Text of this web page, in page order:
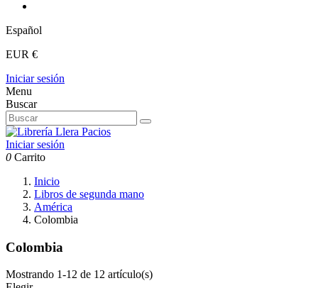
Español
EUR €
Iniciar sesión
Menu
Buscar
Iniciar sesión
0 Carrito
Inicio
Libros de segunda mano
América
Colombia
Colombia
Mostrando 1-12 de 12 artículo(s)